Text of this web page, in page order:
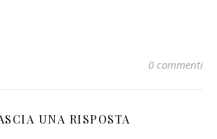
0 commenti
UNA RISPOSTA